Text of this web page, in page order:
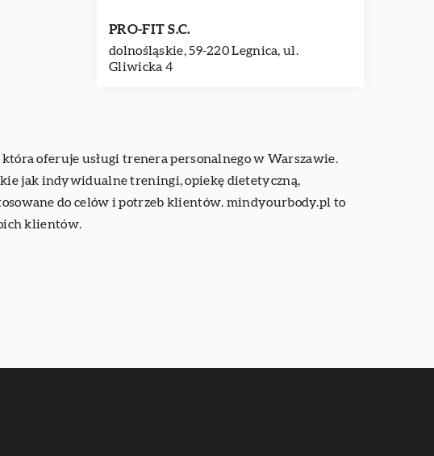
PRO-FIT S.C.
dolnośląskie, 59-220 Legnica, ul.
Gliwicka 4
oferuje usługi trenera personalnego w Warszawie.
jak indywidualne treningi, opiekę dietetyczną,
do celów i potrzeb klientów. mindyourbody.pl to
klientów.